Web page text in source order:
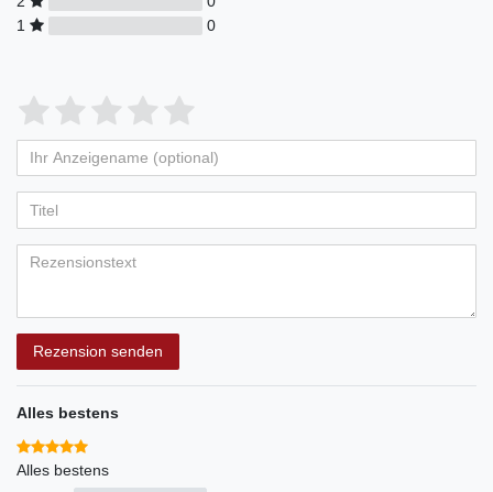
1
0
Bewertungssterne
von
5
Bewertungssternen
4
von
5
Bewertungssternen
3
von
5
Bewertungssternen
2
von
5
Bewertungssternen
1
von
5
Bewertungssternen
Anzeigename
(optional)
Rezension senden
Alles bestens
Alles bestens